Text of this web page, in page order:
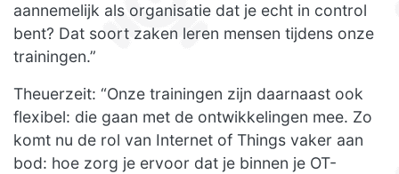
aannemelijk als organisatie dat je echt in control
bent? Dat soort zaken leren mensen tijdens onze
trainingen.”
Theuerzeit: “Onze trainingen zijn daarnaast ook
flexibel: die gaan met de ontwikkelingen mee. Zo
komt nu de rol van Internet of Things vaker aan
bod: hoe zorg je ervoor dat je binnen je OT-